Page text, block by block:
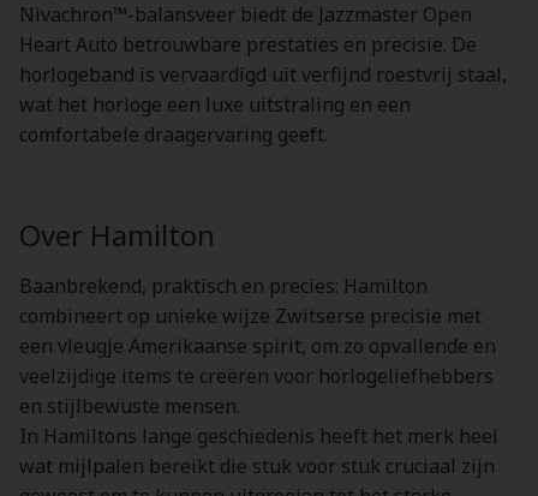
Nivachron™-balansveer biedt de Jazzmaster Open
Heart Auto betrouwbare prestaties en precisie. De
horlogeband is vervaardigd uit verfijnd roestvrij staal,
wat het horloge een luxe uitstraling en een
comfortabele draagervaring geeft.
Over Hamilton
Baanbrekend, praktisch en precies: Hamilton
combineert op unieke wijze Zwitserse precisie met
een vleugje Amerikaanse spirit, om zo opvallende en
veelzijdige items te creëren voor horlogeliefhebbers
en stijlbewuste mensen.
In Hamiltons lange geschiedenis heeft het merk heel
wat mijlpalen bereikt die stuk voor stuk cruciaal zijn